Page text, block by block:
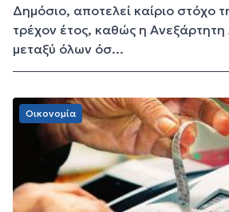
Δημόσιο, αποτελεί καίριο στόχο
τρέχον έτος, καθώς η Ανεξάρτητη
μεταξύ όλων όσ...
Οικονομία